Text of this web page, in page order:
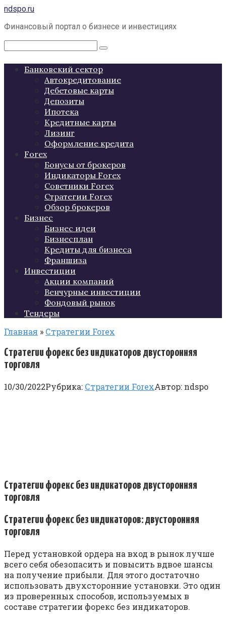
Перейти
контенту
ndspo.ru
Финансовый портал о бизнесе и инвестициях
Поиск:
Банковский сектор
Автокредитование
Дебетовые карты
Депозиты
Ипотека
Кредитные карты
Лизинг
Оформление кредита
Forex
Бонусы от брокеров
Индикаторы Forex
Советники Forex
Стратегии Forex
Обзор брокеров
Бизнес
Бизнес идеи
Бизнесплан
Кредиты для бизнеса
Франшиза
Инвестиции
Акции компаний
Венчурные инвестиции
Фондовый рынок
Тендеры
Главная » Стратегии Forex
Стратегии форекс без индикаторов двусторонняя
торговля
10/30/2022Рубрика: Стратегии ForexАвтор: ndspo
Стратегии форекс без индикаторов двусторонняя
торговля
Стратегии форекс без индикаторов: двусторонняя
торговля
Перед установкой ордера на вход в рынок лучше
всего себя обезопасить и повысить вдвое шансы
на получение прибыли. Для этого достаточно
использовать двухсторонние установки. Это один
из проверенных способов, используемых в
составе стратегии форекс без индикаторов.